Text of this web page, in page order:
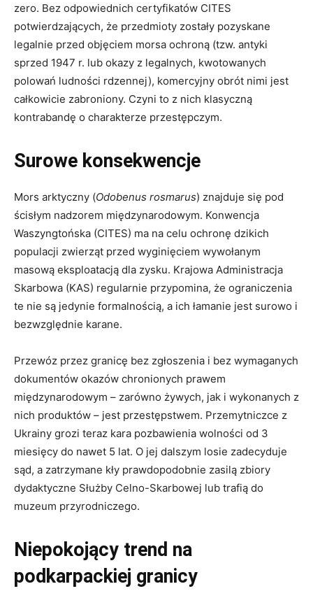
zero. Bez odpowiednich certyfikatów CITES
potwierdzających, że przedmioty zostały pozyskane
legalnie przed objęciem morsa ochroną (tzw. antyki
sprzed 1947 r. lub okazy z legalnych, kwotowanych
polowań ludności rdzennej), komercyjny obrót nimi jest
całkowicie zabroniony. Czyni to z nich klasyczną
kontrabandę o charakterze przestępczym.
Surowe konsekwencje
Mors arktyczny (Odobenus rosmarus) znajduje się pod
ścisłym nadzorem międzynarodowym. Konwencja
Waszyngtońska (CITES) ma na celu ochronę dzikich
populacji zwierząt przed wyginięciem wywołanym
masową eksploatacją dla zysku. Krajowa Administracja
Skarbowa (KAS) regularnie przypomina, że ograniczenia
te nie są jedynie formalnością, a ich łamanie jest surowo i
bezwzględnie karane.
Przewóz przez granicę bez zgłoszenia i bez wymaganych
dokumentów okazów chronionych prawem
międzynarodowym – zarówno żywych, jak i wykonanych z
nich produktów – jest przestępstwem. Przemytniczce z
Ukrainy grozi teraz kara pozbawienia wolności od 3
miesięcy do nawet 5 lat. O jej dalszym losie zadecyduje
sąd, a zatrzymane kły prawdopodobnie zasilą zbiory
dydaktyczne Służby Celno-Skarbowej lub trafią do
muzeum przyrodniczego.
Niepokojący trend na
podkarpackiej granicy